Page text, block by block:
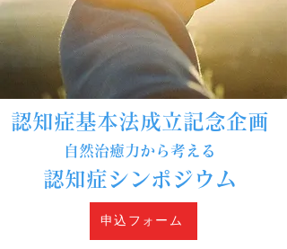
認知症基本法成立記念企画
自然治癒力から考える
認知症シンポジウム
申込フォーム